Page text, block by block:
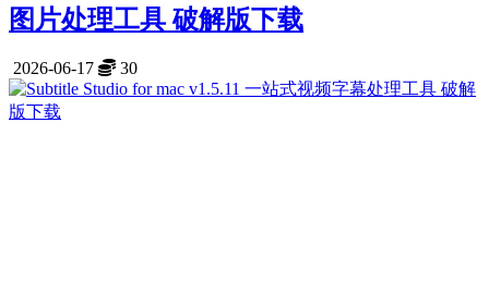
图片处理工具 破解版下载
2026-06-17 30